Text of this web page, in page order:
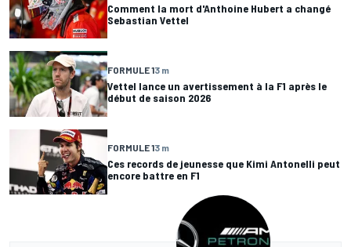
Comment la mort d'Anthoine Hubert a changé
Sebastian Vettel
FORMULE 13 m
Vettel lance un avertissement à la F1 après le
début de saison 2026
FORMULE 13 m
Ces records de jeunesse que Kimi Antonelli peut
encore battre en F1